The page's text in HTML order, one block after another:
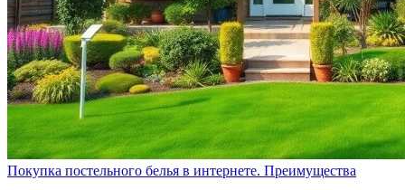
Покупка постельного белья в интернете. Преимущества